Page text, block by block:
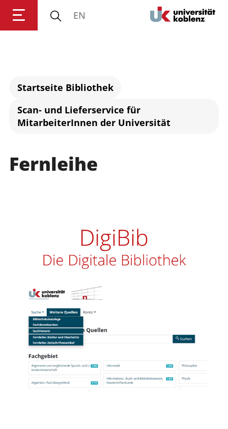
EN
Startseite Bibliothek
Scan- und Lieferservice für
MitarbeiterInnen der Universität
Fernleihe